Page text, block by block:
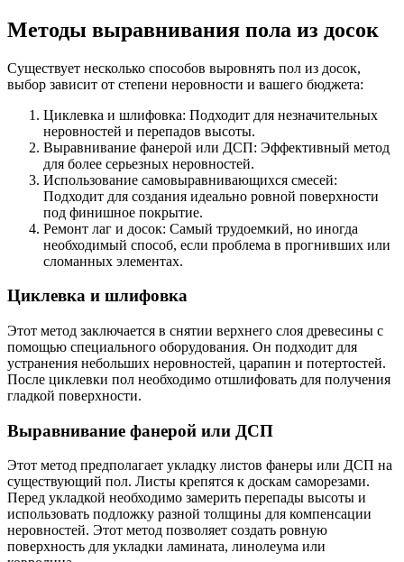
Методы выравнивания пола из досок
Существует несколько способов выровнять пол из досок,
выбор зависит от степени неровности и вашего бюджета:
Циклевка и шлифовка: Подходит для незначительных
неровностей и перепадов высоты.
Выравнивание фанерой или ДСП: Эффективный метод
для более серьезных неровностей.
Использование самовыравнивающихся смесей:
Подходит для создания идеально ровной поверхности
под финишное покрытие.
Ремонт лаг и досок: Самый трудоемкий, но иногда
необходимый способ, если проблема в прогнивших или
сломанных элементах.
Циклевка и шлифовка
Этот метод заключается в снятии верхнего слоя древесины с
помощью специального оборудования. Он подходит для
устранения небольших неровностей, царапин и потертостей.
После циклевки пол необходимо отшлифовать для получения
гладкой поверхности.
Выравнивание фанерой или ДСП
Этот метод предполагает укладку листов фанеры или ДСП на
существующий пол. Листы крепятся к доскам саморезами.
Перед укладкой необходимо замерить перепады высоты и
использовать подложку разной толщины для компенсации
неровностей. Этот метод позволяет создать ровную
поверхность для укладки ламината, линолеума или